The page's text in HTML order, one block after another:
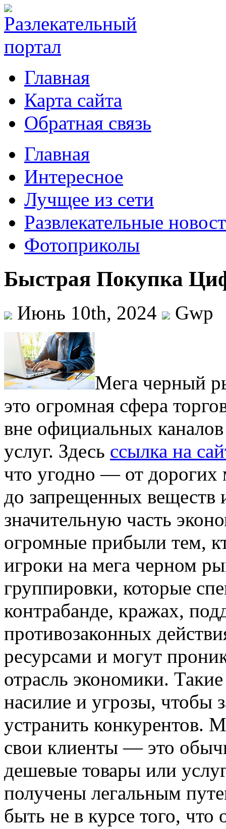
Главная
Карта сайта
Обратная связь
Главная
Интересное
Лучщее из сети
Развлекательные
Фотоприколы
Быстрая Покупка
Июнь 10th, 2024 Gwp
Мeгa чeрный
это огромная сфера
вне официальных
услуг. Здесь ссылка на
что угодно — от дорогих
до запрещенных веществ
значительную часть
огромные прибыли тем,
игроки на мега черном
группировки, которые
контрабанде, кражах,
противозаконных
ресурсами и могут
отрасль экономики.
насилие и угрозы, чтобы
устранить конкурентов.
свои клиенты — это
дешевые товары или
получены легальным
быть не в курсе того,